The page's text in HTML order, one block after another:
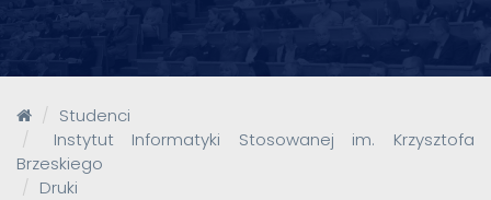
Studenci
Instytut Informatyki Stosowanej im. Krzysztofa
Brzeskiego
Druki